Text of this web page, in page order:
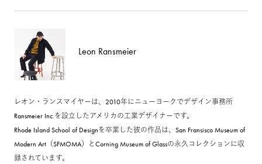
Leon Ransmeier
レオン・ランスマイヤーは、2010年にニューヨークでデザイン事務所
Ransmeier Inc.を設立したアメリカの工業デザイナーです。
Rhode Island School of Designを卒業した彼の作品は、San Fransisco Museum of
Modern Art（SFMOMA）とCorning Museum of Glassの永久コレクションに収
録されています。